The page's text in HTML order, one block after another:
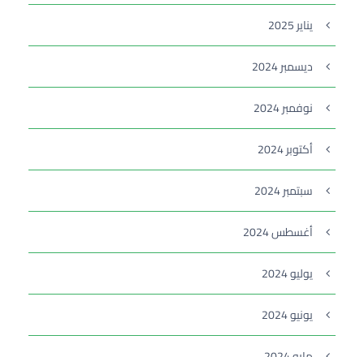
يناير 2025
ديسمبر 2024
نوفمبر 2024
أكتوبر 2024
سبتمبر 2024
أغسطس 2024
يوليو 2024
يونيو 2024